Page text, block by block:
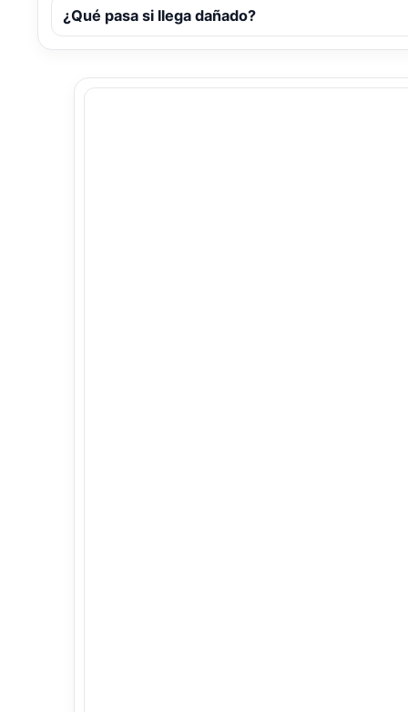
¿Qué pasa si llega dañado?